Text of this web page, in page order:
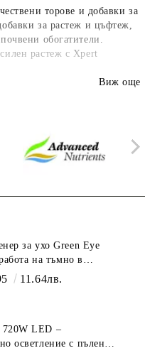
торове и добавки за
за растеж и цъфтеж,
обогатители.
растеж с Xpert
Виж още
за ухо Green Eye
на тъмно в
11.64лв.
LED –
осветление с пълен